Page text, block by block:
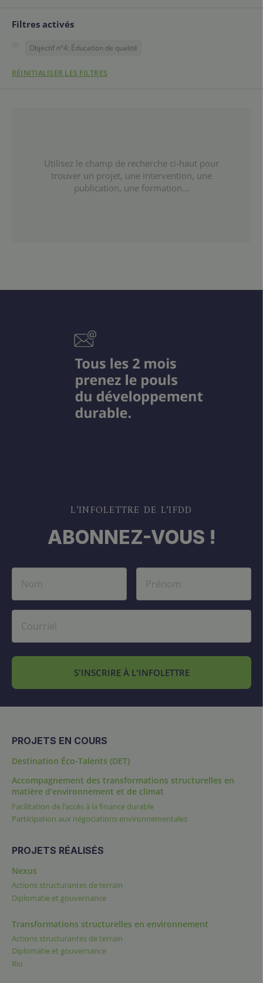
Filtres activés
Objectif n°4: Éducation de qualité
RÉINITIALISER LES FILTRES
Utilisez le champ de recherche ci-haut pour
trouver un projet, une intervention, une
publication, une formation...
L’INFOLETTRE DE L’IFDD
ABONNEZ-VOUS !
S'INSCRIRE À L'INFOLETTRE
PROJETS EN COURS
Destination Éco-Talents (DET)
Accompagnement des transformations structurelles en
matière d’environnement et de climat
Facilitation de l’accès à la finance durable
Participation aux négociations environnementales
PROJETS RÉALISÉS
Nexus
Actions structurantes de terrain
Diplomatie et gouvernance
Transformations structurelles en environnement
Actions structurantes de terrain
Diplomatie et gouvernance
Rio